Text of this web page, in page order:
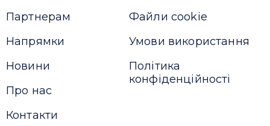
Партнерам
Напрямки
Новини
Про нас
Контакти
Файли cookie
Умови використання
Політика
конфіденційності
Надіслати повідомлення